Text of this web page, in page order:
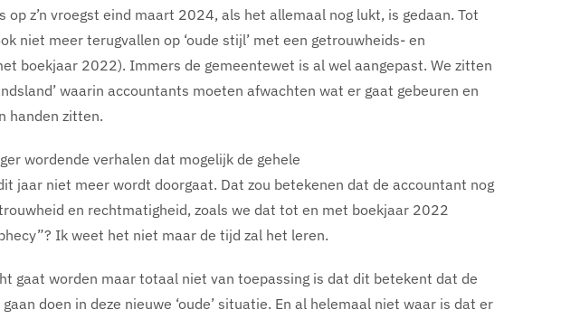
op z’n vroegst eind maart 2024, als het allemaal nog lukt, is gedaan. Tot
niet meer terugvallen op ‘oude stijl’ met een getrouwheids- en
boekjaar 2022). Immers de gemeentewet is al wel aangepast. We zitten
waarin accountants moeten afwachten wat er gaat gebeuren en
handen zitten.
wordende verhalen dat mogelijk de gehele
jaar niet meer wordt doorgaat. Dat zou betekenen dat de accountant nog
en rechtmatigheid, zoals we dat tot en met boekjaar 2022
Ik weet het niet maar de tijd zal het leren.
gaat worden maar totaal niet van toepassing is dat dit betekent dat de
doen in deze nieuwe ‘oude’ situatie. En al helemaal niet waar is dat er